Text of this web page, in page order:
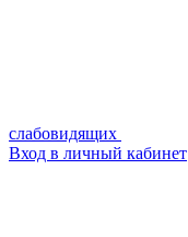
слабовидящих
Вход в личный кабинет